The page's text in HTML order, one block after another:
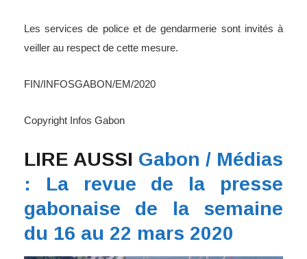
Les services de police et de gendarmerie sont invités à
veiller au respect de cette mesure.
FIN/INFOSGABON/EM/2020
Copyright Infos Gabon
LIRE AUSSI Gabon / Médias
: La revue de la presse
gabonaise de la semaine
du 16 au 22 mars 2020